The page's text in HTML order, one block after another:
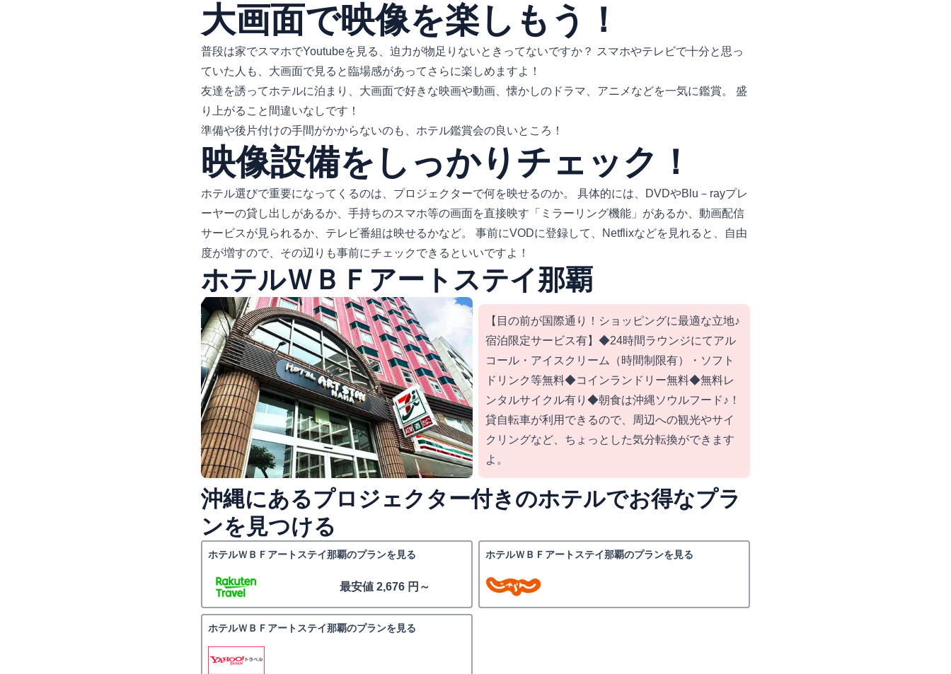
大画面で映像を楽しもう！
普段は家でスマホでYoutubeを見る、迫力が物足りないときってないですか？ スマホやテレビで十分と思っ
ていた人も、大画面で見ると臨場感があってさらに楽しめますよ！
友達を誘ってホテルに泊まり、大画面で好きな映画や動画、懐かしのドラマ、アニメなどを一気に鑑賞。 盛
り上がること間違いなしです！
準備や後片付けの手間がかからないのも、ホテル鑑賞会の良いところ！
映像設備をしっかりチェック！
ホテル選びで重要になってくるのは、プロジェクターで何を映せるのか。 具体的には、DVDやBlu－rayプレ
ーヤーの貸し出しがあるか、手持ちのスマホ等の画面を直接映す「ミラーリング機能」があるか、動画配信
サービスが見られるか、テレビ番組は映せるかなど。 事前にVODに登録して、Netflixなどを見れると、自由
度が増すので、その辺りも事前にチェックできるといいですよ！
ホテルＷＢＦアートステイ那覇
【目の前が国際通り！ショッピングに最適な立地♪
宿泊限定サービス有】◆24時間ラウンジにてアル
コール・アイスクリーム（時間制限有）・ソフト
ドリンク等無料◆コインランドリー無料◆無料レ
ンタルサイクル有り◆朝食は沖縄ソウルフード♪！
貸自転車が利用できるので、周辺への観光やサイ
クリングなど、ちょっとした気分転換ができます
よ。
沖縄にあるプロジェクター付きのホテルでお得なプラ
ンを見つける
ホテルＷＢＦアートステイ那覇のプランを見る
最安値 2,676 円～
ホテルＷＢＦアートステイ那覇のプランを見る
ホテルＷＢＦアートステイ那覇のプランを見る